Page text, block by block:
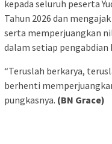
kepada seluruh peserta
Tahun 2026 dan
serta memperjuangkan
dalam setiap pengabdian
“Teruslah berkarya,
berhenti
pungkasnya. (BN Grace)